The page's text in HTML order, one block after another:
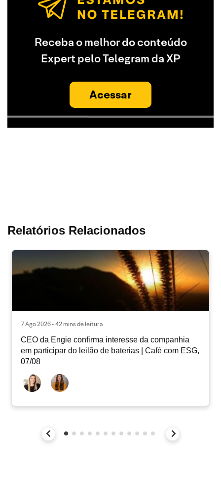
Receba o melhor do conteúdo
Expert pelo Telegram da XP
Acessar
Relatórios Relacionados
7 Ago 2026 • 42 mins de leitura
CEO da Engie confirma interesse da companhia
em participar do leilão de baterias | Café com ESG,
07/08